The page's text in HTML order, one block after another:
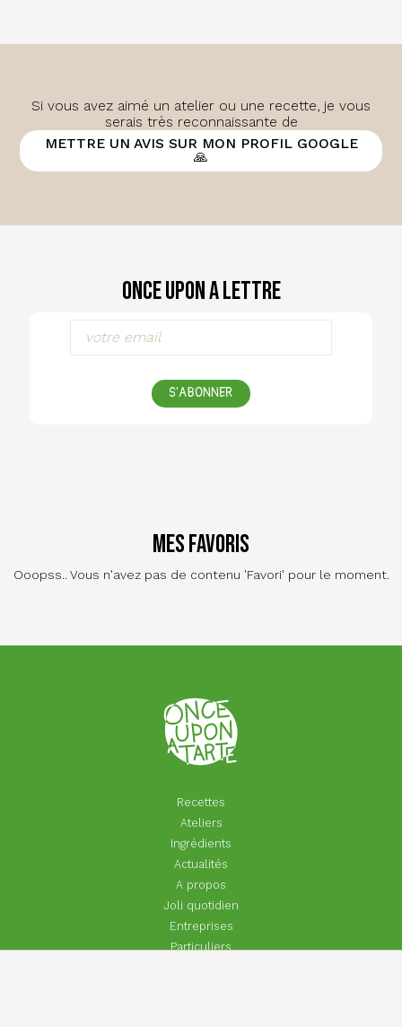
Si vous avez aimé un atelier ou une recette, je vous
serais très reconnaissante de
METTRE UN AVIS SUR MON PROFIL GOOGLE
🙏
Once Upon a Lettre
S'ABONNER
Mes favoris
Ooopss.. Vous n'avez pas de contenu 'Favori' pour le moment.
Recettes
Ateliers
Ingrédients
Actualités
A propos
Joli quotidien
Entreprises
Particuliers